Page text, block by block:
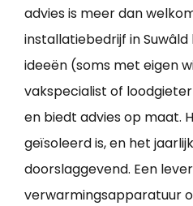
advies is meer dan
installatiebedrijf in
ideeën (soms met eigen
vakspecialist of
en biedt advies op maat.
geïsoleerd is, en het
doorslaggevend. Een
verwarmingsapparatuur